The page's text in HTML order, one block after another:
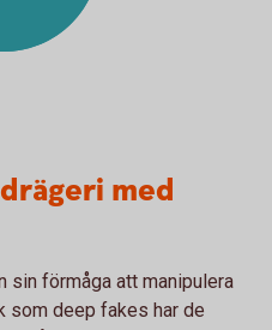
med
sin förmåga att manipulera
som deep fakes har de